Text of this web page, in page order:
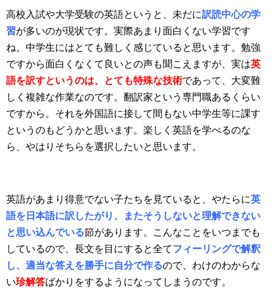
高校入試や大学受験の英語というと、未だに訳読中心の学
習が多いのが現状です。実際あまり面白くない学習です
ね。中学生にはとても難しく感じていると思います。勉強
ですから面白くなくて良いとの声も聞こえますが、実は英
語を訳すというのは、とても特殊な技術であって、大変難
しく複雑な作業なのです。翻訳家という専門職あるくらい
ですから。それを外国語に接して間もない中学生等に課す
というのもどうかと思います。楽しく英語を学べるのな
ら、やはりそちらを選択したいと思います。
英語があまり得意でない子たちを見ていると、やたらに英
語を日本語に訳したがり 、またそうしないと理解できない
と思い込んでいる節があります。こんなことをいつまでも
しているので、長文を目にすると全てフィーリングで解釈
し、適当な答えを勝手に自分で作るので、わけのわからな
い珍解答ばかりをするようになってしまうのです。